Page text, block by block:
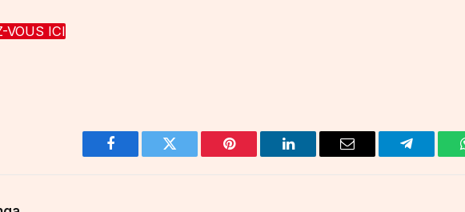
VOUS ICI
Facebook Twitter Pinterest LinkedIn Email Telegram